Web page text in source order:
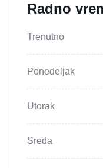
Radno
Trenutno
Ponedeljak
Utorak
Sreda